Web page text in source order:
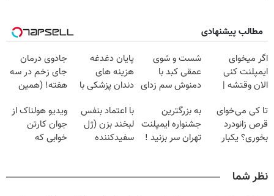
مطالب پیشنهادی
اگر میخوای
ایمپلنت کنی
الان وقتشه |
میلیون تومان!!!
شست و شوی
عمقی کبد با
دمنوش سم زدای
پایان دغدغه
هزینه های
دندان پزشکی با
خانگی
جادوی درمان
جای زخم در سه
هفته! (همین
صحبت کنید)
تا کی می‌خوای
قرص زانودرد
بخوری؟ یکبار
به بزرگترین
جشنواره ایمپلنت
تهران سر بزنید !
با اعتماد بنفس
لبخند بزن (ژل
سفیدکننده
ویدیو هولناک از
جوان کارتن
خوابی که
نظر شما